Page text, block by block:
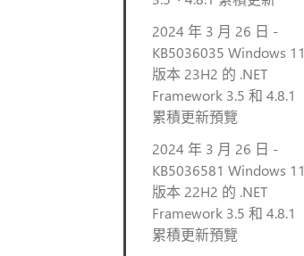
2024 年 3 月 26 日 -
KB5036035 Windows 11
版本 23H2 的 .NET
Framework 3.5 和 4.8.1
累積更新預覽
2024 年 3 月 26 日 -
KB5036581 Windows 11
版本 22H2 的 .NET
Framework 3.5 和 4.8.1
累積更新預覽